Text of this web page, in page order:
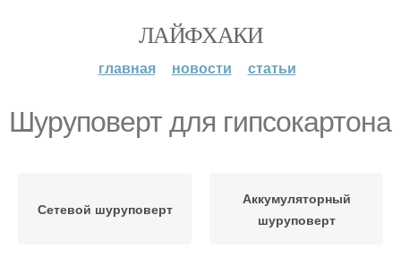
ЛАЙФХАКИ
главная новости статьи
Шуруповерт для гипсокартона
Сетевой шуруповерт
Аккумуляторный
шуруповерт